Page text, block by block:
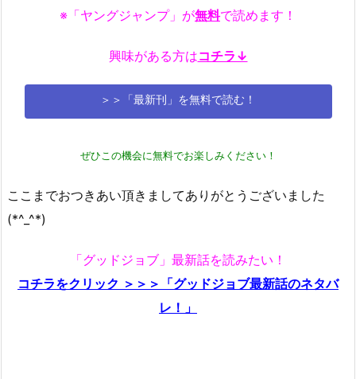
※「ヤングジャンプ」が無料で読めます！
興味がある方はコチラ↓
＞＞「最新刊」を無料で読む！
ぜひこの機会に無料でお楽しみください！
ここまでおつきあい頂きましてありがとうございました
(*^_^*)
「グッドジョブ」最新話を読みたい！
コチラをクリック ＞＞＞「グッドジョブ最新話のネタバ
レ！」